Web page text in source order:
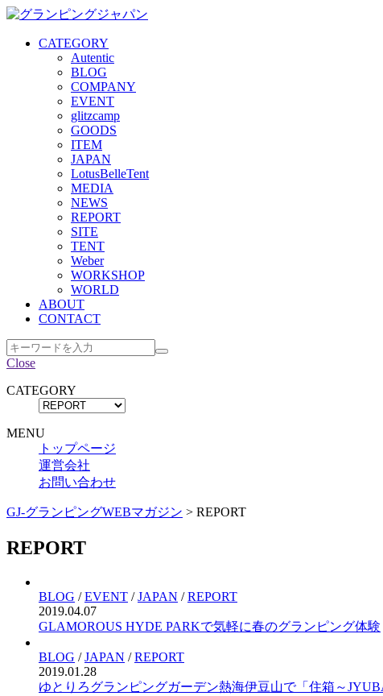
CATEGORY
Autentic
BLOG
COMPANY
EVENT
glitzcamp
GOODS
ITEM
JAPAN
LotusBelleTent
MEDIA
NEWS
REPORT
SITE
TENT
Weber
WORKSHOP
WORLD
ABOUT
CONTACT
Close
CATEGORY
MENU
トップページ
運営会社
お問い合わせ
GJ-グランピングWEBマガジン > REPORT
REPORT
BLOG /EVENT /JAPAN /REPORT
2019.04.07
GLAMOROUS HYDE PARKで気軽に春のグランピング体験
BLOG /JAPAN /REPORT
2019.01.28
ゆとりろグランピングガーデン熱海伊豆山で「住箱～